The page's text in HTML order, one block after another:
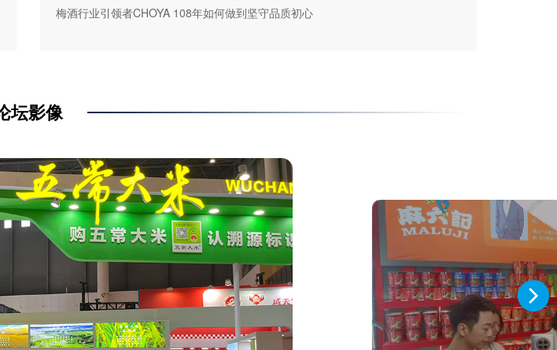
梅酒行业引领者CHOYA 108年如何做到坚守品质初心
坛影像